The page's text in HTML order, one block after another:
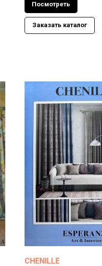
Посмотреть
Заказать каталог
CHENILLE